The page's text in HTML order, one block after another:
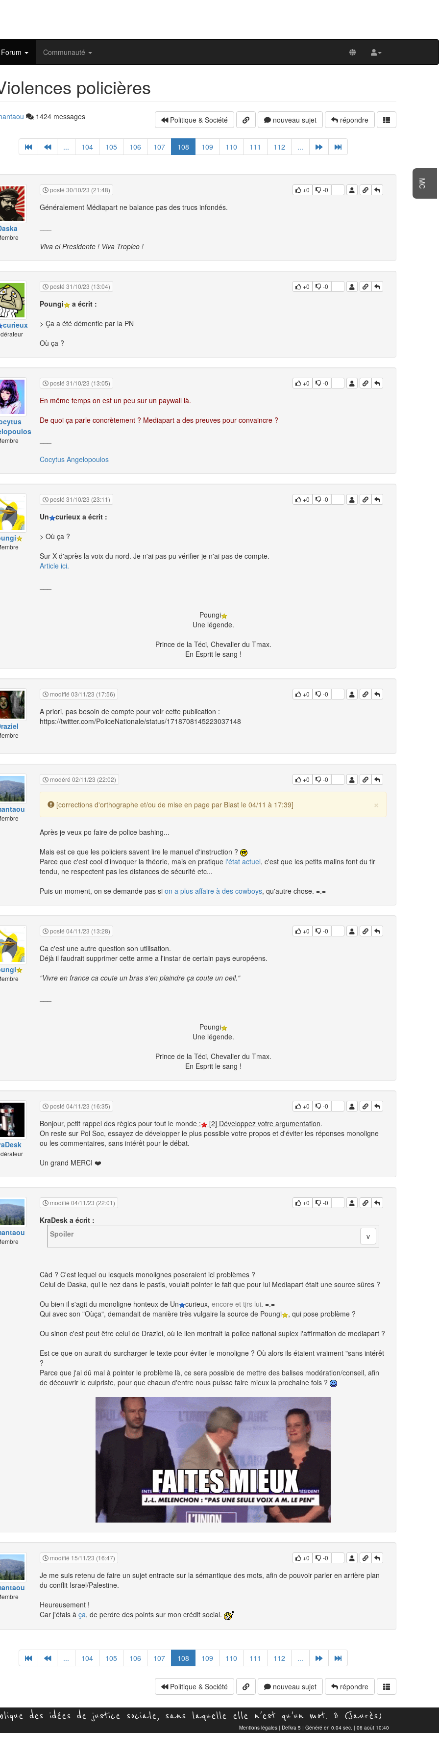
Forum Communauté
policières
1424 messages Politique & Société nouveau sujet répondre
... 104 105 106 107 108 109 110 111 112 ...
posté 30/10/23 (21:48) +0 -0
Généralement Médiapart ne balance pas des trucs infondés.
Viva el Presidente ! Viva Tropico !
curieux
posté 31/10/23 (13:04) +0 -0
Poungi
a écrit :
> Ça a été démentie par la PN
Où ça ?
posté 31/10/23 (13:05) +0 -0
En même temps on est un peu sur un paywall là.
De quoi ça parle concrètement ? Mediapart a des preuves pour convaincre ?
Cocytus Angelopoulos
posté 31/10/23 (23:11) +0 -0
Un
curieux a écrit :
> Où ça ?
Sur X d'après la voix du nord. Je n'ai pas pu vérifier je n'ai pas de compte.
Article ici.
Poungi
Une légende.
Prince de la Téci, Chevalier du Tmax.
En Esprit le sang !
modifié 03/11/23 (17:56) +0 -0
A priori, pas besoin de compte pour voir cette publication :
https://twitter.com/PoliceNationale/status/1718708145223037148
modéré 02/11/23 (22:02) +0 -0
×
[corrections d'orthographe et/ou de mise en page par Blast le 04/11 à 17:39]
Après je veux po faire de police bashing...
Mais est ce que les policiers savent lire le manuel d'instruction ?
Parce que c'est cool d'invoquer la théorie, mais en pratique l'état actuel, c'est que les petits malins font du tir
tendu, ne respectent pas les distances de sécurité etc...
Puis un moment, on se demande pas si on a plus affaire à des cowboys, qu'autre chose. =.=
posté 04/11/23 (13:28) +0 -0
Ca c'est une autre question son utilisation.
Déjà il faudrait supprimer cette arme a l'instar de certain pays européens.
"Vivre en france ca coute un bras s'en plaindre ça coute un oeil."
Poungi
Une légende.
Prince de la Téci, Chevalier du Tmax.
En Esprit le sang !
posté 04/11/23 (16:35) +0 -0
Bonjour, petit rappel des règles pour tout le monde : [2] Développez votre argumentation.
On reste sur Pol Soc, essayez de développer le plus possible votre propos et d'éviter les réponses monoligne
ou les commentaires, sans intérêt pour le débat.
Un grand MERCI ❤️
modifié 04/11/23 (22:01) +0 -0
KraDesk a écrit :
Spoiler
Càd ? C'est lequel ou lesquels monolignes poseraient ici problèmes ?
Celui de Daska, qui le nez dans le pastis, voulait pointer le fait que pour lui Mediapart était une source sûres ?
Ou bien il s'agit du monoligne honteux de Un
curieux, encore et tjrs lui. =.=
Qui avec son "Oùça", demandait de manière très vulgaire la source de Poungi
, qui pose problème ?
Ou sinon c'est peut être celui de Draziel, où le lien montrait la police national suplex l'affirmation de mediapart ?
Est ce que on aurait du surcharger le texte pour éviter le monoligne ? Où alors ils étaient vraiment "sans intérêt
?
Parce que j'ai dû mal à pointer le problème là, ce sera possible de mettre des balises modération/conseil, afin
de découvrir le culpriste, pour que chacun d'entre nous puisse faire mieux la prochaine fois ?
modifié 15/11/23 (16:47) +0 -0
Je me suis retenu de faire un sujet entracte sur la sémantique des mots, afin de pouvoir parler en arrière plan
du conflit Israel/Palestine.
Heureusement !
Car j'étais à ça, de perdre des points sur mon crédit social.
... 104 105 106 107 108 109 110 111 112 ...
Politique & Société nouveau sujet répondre
MC
des idées de justice sociale, sans laquelle elle n'est qu'un mot. » (Jaurès)
Mentions légales | Defkra 5 | Généré en 0.04 sec. | 06 août 10:40